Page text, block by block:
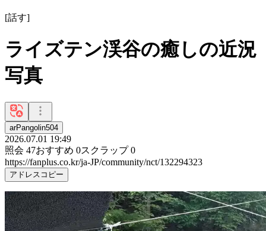
[話す]
ライズテン渓谷の癒しの近況
写真
arPangolin504
2026.07.01 19:49
照会 47おすすめ 0スクラップ 0
https://fanplus.co.kr/ja-JP/community/nct/132294323
アドレスコピー